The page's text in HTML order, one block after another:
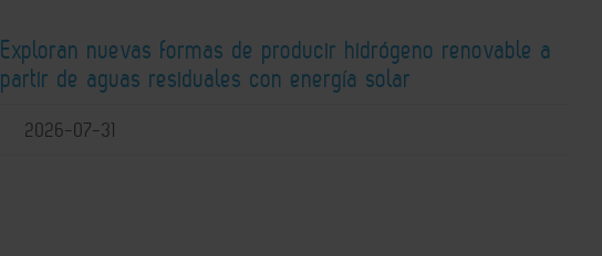
Exploran nuevas formas de producir hidrógeno renovable a
partir de aguas residuales con energía solar
2026-07-31